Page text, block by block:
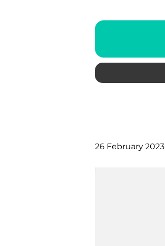
26 February 2023